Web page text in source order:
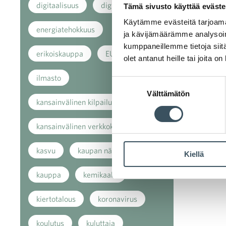
Tämä sivusto käyttää
Käytämme evästeitä
ja kävijämäärämme
kumppaneillemme tietoja
olet antanut heille tai joita
valinta
Välttämätön
Kiellä
digitaalisuus digitalisaatio
energiatehokkuus
erikoiskauppa EU
ilmasto
kansainvälinen kilpailu
kansainvälinen verkkokauppa
kasvu kaupan näkymät
kauppa kemikaalit
kiertotalous koronavirus
koulutus kuluttaja